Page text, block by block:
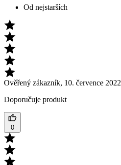
Od nejstarších
Ověřený zákazník, 10. července 2022
Doporučuje produkt
0